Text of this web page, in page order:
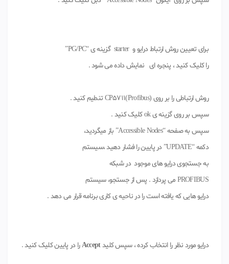
برای تعیین روش ارتباط درایو و starter گزینه ی “PG/PC”
را کلیک کنید ، پنجره ای نمایش داده می شود .
روش ارتباطی را بر روی CP5711(Profibus) تنطیم کنید .
سپس بر روی گزینه ی ok کلیک کنید .
سپس به صفحه “Accessible Nodes” باز میگردید،
دکمه “UPDATE” در پایین را فشار دهید ،سیستم
به جستجوی درایو های موجود در شبکه
PROFIBUS می پردازد . پس از جستجو، سیستم
درایو هایی که یافته است را در ناحیه ی کاری برنامه قرار می دهد .
درایو مورد نظر را انتخاب کرده ، سپس کلیدAcceptرا در پایین کلیک کنید .